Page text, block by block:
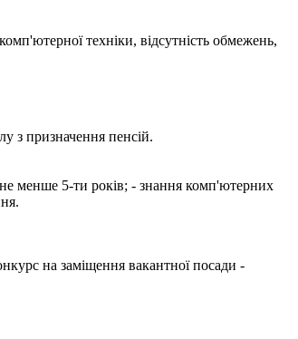
техніки, відсутність обмежень,
з призначення пенсій.
менше 5-ти років; - знання комп'ютерних
на заміщення вакантної посади -